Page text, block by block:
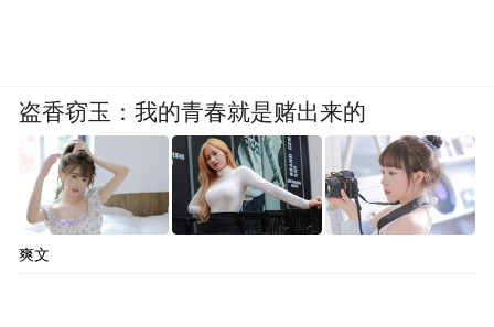
盗香窃玉：我的青春就是赌出来的
爽文